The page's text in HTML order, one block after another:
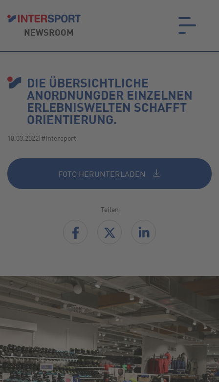
NEWSROOM
DIE ÜBERSICHTLICHE
ANORDNUNGDER EINZELNEN
ERLEBNISWELTEN SCHAFFT
ORIENTIERUNG.
18.03.2022|#Intersport
FOTO HERUNTERLADEN
Teilen